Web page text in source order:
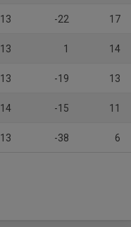
13 -22 17
13 1 14
13 -19 13
14 -15 11
13 -38 6